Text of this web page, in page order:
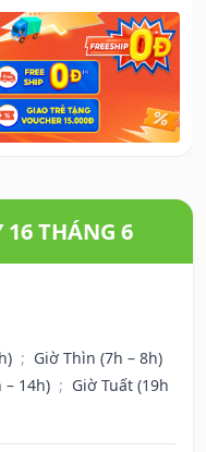
16 THÁNG 6
; Giờ Thìn (7h – 8h)
– 14h) ; Giờ Tuất (19h